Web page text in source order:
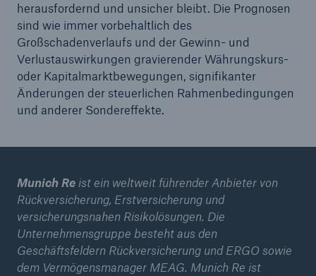
herausfordernd und unsicher bleibt. Die Prognosen
sind wie immer vorbehaltlich des
Großschadenverlaufs und der Gewinn- und
Verlustauswirkungen gravierender Währungskurs-
oder Kapitalmarktbewegungen, signifikanter
Änderungen der steuerlichen Rahmenbedingungen
und anderer Sondereffekte.
Munich Reist ein weltweit führender Anbieter von
Rückversicherung, Erstversicherung und
versicherungsnahen Risikolösungen. Die
Unternehmensgruppe besteht aus den
Geschäftsfeldern Rückversicherung und ERGO sowie
dem Vermögensmanager MEAG. Munich Re ist